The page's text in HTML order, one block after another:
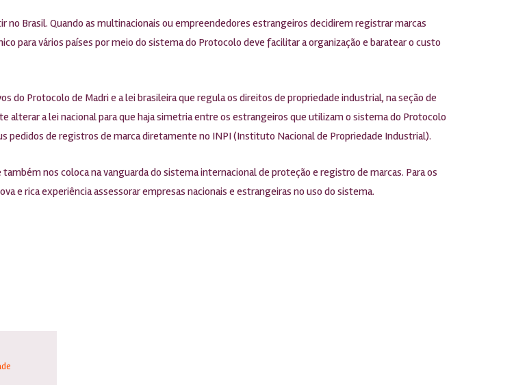
Brasil. Quando as multinacionais ou empreendedores estrangeiros decidirem registrar marcas
para vários países por meio do sistema do Protocolo deve facilitar a organização e baratear o custo
Protocolo de Madri e a lei brasileira que regula os direitos de propriedade industrial, na seção de
alterar a lei nacional para que haja simetria entre os estrangeiros que utilizam o sistema do Protocolo
pedidos de registros de marca diretamente no INPI (Instituto Nacional de Propriedade Industrial).
nos coloca na vanguarda do sistema internacional de proteção e registro de marcas. Para os
e rica experiência assessorar empresas nacionais e estrangeiras no uso do sistema.